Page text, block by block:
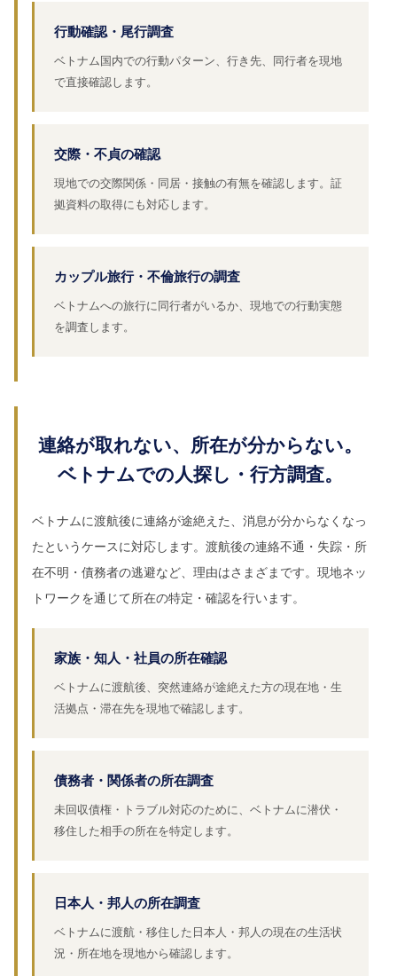
行動確認・尾行調査
ベトナム国内での行動パターン、行き先、同行者を現地
で直接確認します。
交際・不貞の確認
現地での交際関係・同居・接触の有無を確認します。証
拠資料の取得にも対応します。
カップル旅行・不倫旅行の調査
ベトナムへの旅行に同行者がいるか、現地での行動実態
を調査します。
連絡が取れない、所在が分からない。
ベトナムでの人探し・行方調査。
ベトナムに渡航後に連絡が途絶えた、消息が分からなくなっ
たというケースに対応します。渡航後の連絡不通・失踪・所
在不明・債務者の逃避など、理由はさまざまです。現地ネッ
トワークを通じて所在の特定・確認を行います。
家族・知人・社員の所在確認
ベトナムに渡航後、突然連絡が途絶えた方の現在地・生
活拠点・滞在先を現地で確認します。
債務者・関係者の所在調査
未回収債権・トラブル対応のために、ベトナムに潜伏・
移住した相手の所在を特定します。
日本人・邦人の所在調査
ベトナムに渡航・移住した日本人・邦人の現在の生活状
況・所在地を現地から確認します。